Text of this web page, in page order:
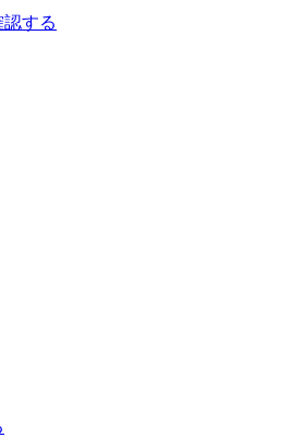
する